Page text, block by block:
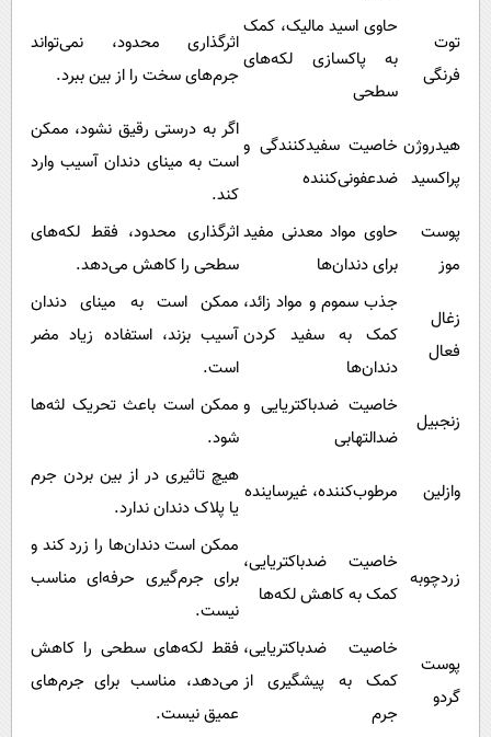
توت
فرنگی
حاوی اسید مالیک، کمک
به پاکسازی لکه‌های
سطحی
اثرگذاری محدود، نمی‌تواند
جرم‌های سخت را از بین ببرد.
هیدروژن
پراکسید
خاصیت سفیدکنندگی و
ضدعفونی‌کننده
اگر به درستی رقیق نشود، ممکن
است به مینای دندان آسیب وارد
کند.
پوست
موز
حاوی مواد معدنی مفید
برای دندان‌ها
اثرگذاری محدود، فقط لکه‌های
سطحی را کاهش می‌دهد.
زغال
فعال
جذب سموم و مواد زائد،
کمک به سفید کردن
دندان‌ها
ممکن است به مینای دندان
آسیب بزند، استفاده زیاد مضر
است.
زنجبیل
خاصیت ضدباکتریایی و
ضدالتهابی
ممکن است باعث تحریک لثه‌ها
شود.
وازلین مرطوب‌کننده، غیرساینده
هیچ تاثیری در از بین بردن جرم
یا پلاک دندان ندارد.
زردچوبه
خاصیت ضدباکتریایی،
کمک به کاهش لکه‌ها
ممکن است دندان‌ها را زرد کند و
برای جرم‌گیری حرفه‌ای مناسب
نیست.
پوست
گردو
خاصیت ضدباکتریایی،
کمک به پیشگیری از
جرم
فقط لکه‌های سطحی را کاهش
می‌دهد، مناسب برای جرم‌های
عمیق نیست.